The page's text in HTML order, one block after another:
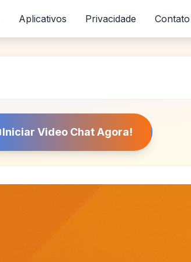
Aplicativos Privacidade Contato
Iniciar Video Chat Agora!